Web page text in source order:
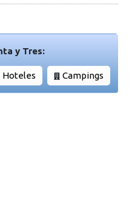
y Tres:
Hoteles Campings